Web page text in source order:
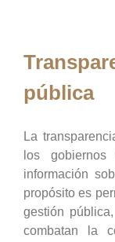
pública
La
los
información
propósito es
gestión
combatan la